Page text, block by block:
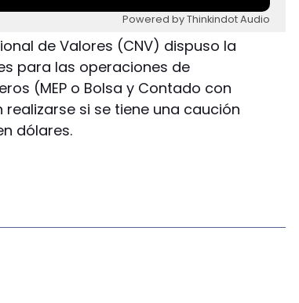
Powered by Thinkindot Audio
de Valores (CNV) dispuso la
para las operaciones de
(MEP o Bolsa y Contado con
realizarse si se tiene una caución
dólares.